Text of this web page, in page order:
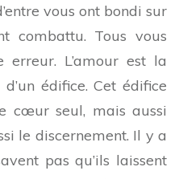
vous ont bondi sur
combattu. Tous vous
L’amour est la
édifice. Cet édifice
cœur seul, mais aussi
le discernement. Il y a
pas qu’ils laissent